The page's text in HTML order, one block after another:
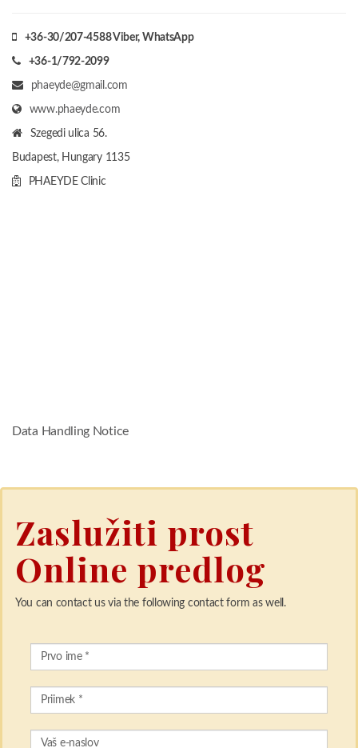
+36-30/207-4588Viber, WhatsApp
+36-1/792-2099
phaeyde@gmail.com
www.phaeyde.com
Szegedi ulica 56.
Budapest, Hungary 1135
PHAEYDE Clinic
Data Handling Notice
Zaslužiti prost
Online predlog
You can contact us via the following contact form as well.